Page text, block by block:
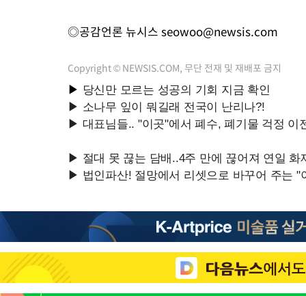
◎공감언론 뉴시스 seowoo@newsis.com
Copyright © NEWSIS.COM, 무단 전재 및 재배포 금지